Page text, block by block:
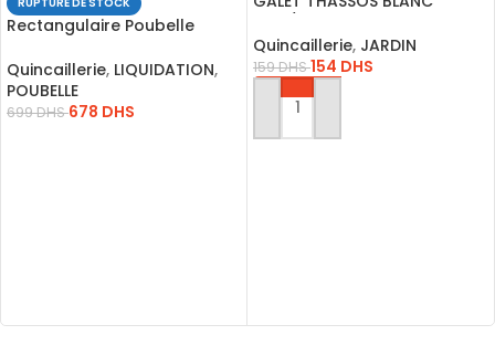
Rectangulaire Poubelle
Déchets Recyclables
Quincaillerie, LIQUIDATION,
POUBELLE
699DHS 678 DHS
Quincaillerie, JARDIN
159DHS154 DHS
AJOUTER AU PANIER